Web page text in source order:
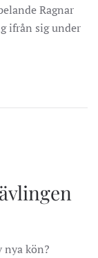
Ragnar
ifrån sig under
nya kön?